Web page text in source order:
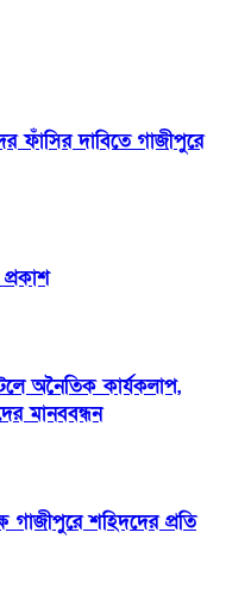
ফাঁসির দাবিতে গাজীপুরে
প্রকাশ
অনৈতিক কার্যকলাপ,
মানববন্ধন
শহিদদের প্রতি